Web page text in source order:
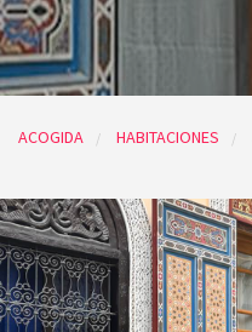
ACOGIDA HABITACIONES